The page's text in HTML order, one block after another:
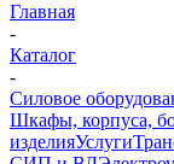
Главная
-
Каталог
-
Силовое
Шкафы, корпуса,
изделияУслуги